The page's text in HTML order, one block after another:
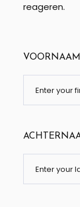
reageren.
VOORNAAM